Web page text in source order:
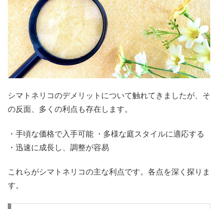
シマトネリコのデメリットについて触れてきましたが、そ
の反面、多くの利点も存在します。
・手頃な価格で入手可能 ・多様な庭スタイルに適応する
・迅速に成長し、調整が容易
これらがシマトネリコの主な利点です。各点を深く探りま
す。